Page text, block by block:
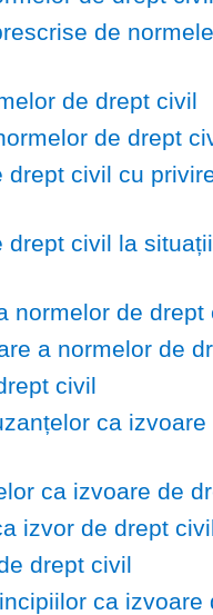
de
de drept civil
de drept
drept civil cu
drept civil la situații
normelor de drept
a normelor de
civil
ca izvoare
ca izvoare de
izvor de drept
drept civil
ca izvoare